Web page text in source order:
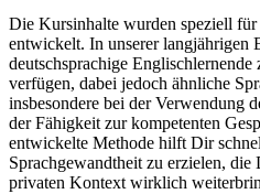
Die Kursinhalte wurden speziell
entwickelt. In unserer langjährigen
deutschsprachige
verfügen, dabei jedoch ähnliche
insbesondere bei der Verwendung
der Fähigkeit zur kompetenten
entwickelte Methode hilft Dir
Sprachgewandtheit zu erzielen,
privaten Kontext wirklich